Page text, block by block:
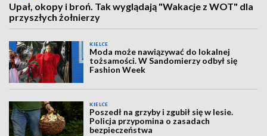
Upał, okopy i broń. Tak wyglądają "Wakacje z WOT" dla
przyszłych żołnierzy
KIELCE
Moda może nawiązywać do lokalnej
tożsamości. W Sandomierzy odbył się
Fashion Week
KIELCE
Poszedł na grzyby i zgubił się w lesie.
Policja przypomina o zasadach
bezpieczeństwa